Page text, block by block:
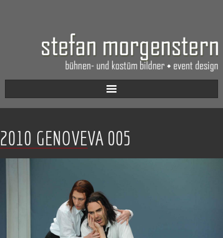
Aktuell
Werkverzeichnis
Biografie
2010 GENOVEVA 005